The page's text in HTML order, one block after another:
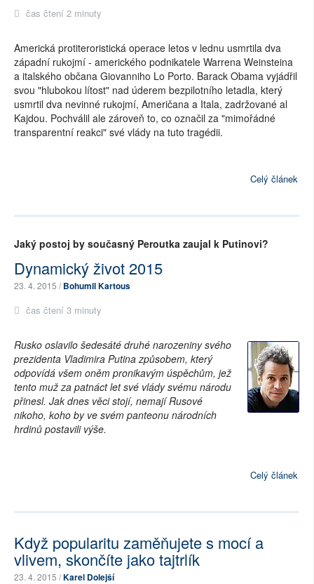
čas čtení 2 minuty
Americká protiteroristická operace letos v lednu usmrtila dva
západní rukojmí - amerického podnikatele Warrena Weinsteina
a italského občana Giovanniho Lo Porto. Barack Obama vyjádřil
svou "hlubokou lítost" nad úderem bezpilotního letadla, který
usmrtil dva nevinné rukojmí, Američana a Itala, zadržované al
Kajdou. Pochválil ale zároveň to, co označil za "mimořádné
transparentní reakci" své vlády na tuto tragédii.
Celý článek
Jaký postoj by současný Peroutka zaujal k Putinovi?
Dynamický život 2015
23. 4. 2015 /Bohumil Kartous
čas čtení 3 minuty
Rusko oslavilo šedesáté druhé narozeniny svého
prezidenta Vladimira Putina způsobem, který
odpovídá všem oněm pronikavým úspěchům, jež
tento muž za patnáct let své vlády svému národu
přinesl. Jak dnes věci stojí, nemají Rusové
nikoho, koho by ve svém panteonu národních
hrdinů postavili výše.
Celý článek
Když popularitu zaměňujete s mocí a
vlivem, skončíte jako tajtrlík
23. 4. 2015 /Karel Dolejší